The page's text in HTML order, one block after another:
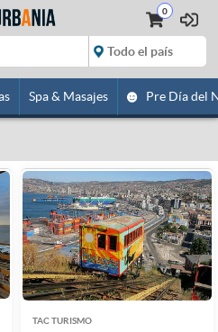
0
Spa & Masajes Pre Día del
TAC TURISMO